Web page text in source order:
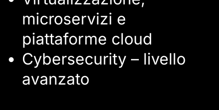
microservizi e
piattaforme cloud
Cybersecurity – livello
avanzato